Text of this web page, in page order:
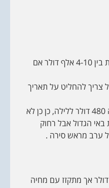
הגעה לפיג'י יכולה להגיע בקלות בין 4-10 אלף דולר אם
צריך להחליט על תאריך
השהות בטבארואה ונמוטו הינה 480 דולר ללילה, כן כן לא
הגדול אבל רחוק
ערב מראש סירה .
כולל הויזה יכול להגיע ל 1,800 דולר אך מתקזז עם מחיה